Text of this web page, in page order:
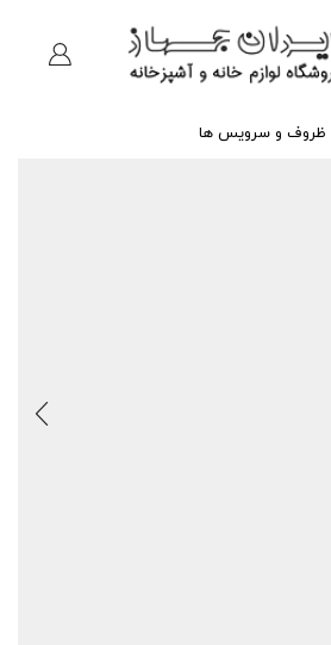
ظروف و سرویس ها